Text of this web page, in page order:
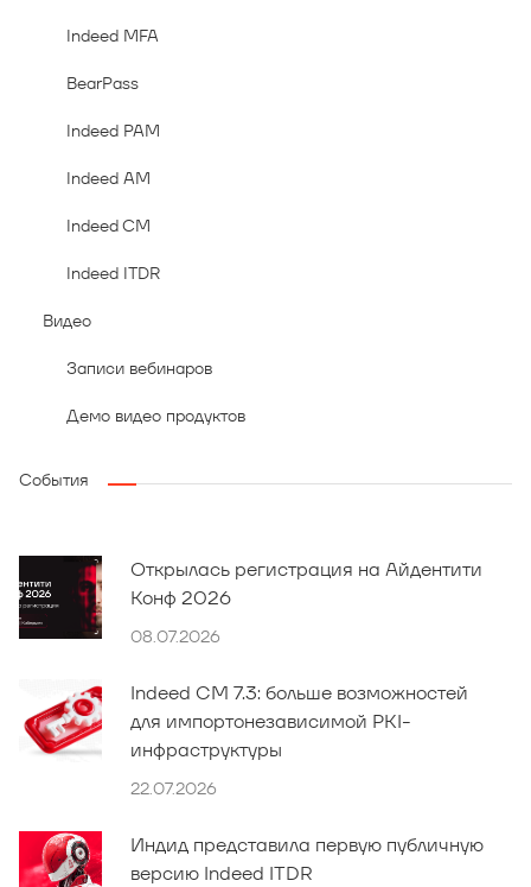
Indeed MFA
BearPass
Indeed PAM
Indeed AM
Indeed CM
Indeed ITDR
Видео
Записи вебинаров
Демо видео продуктов
События
Открылась регистрация на Айдентити
Конф 2026
08.07.2026
Indeed CM 7.3: больше возможностей
для импортонезависимой PKI-
инфраструктуры
22.07.2026
Индид представила первую публичную
версию Indeed ITDR